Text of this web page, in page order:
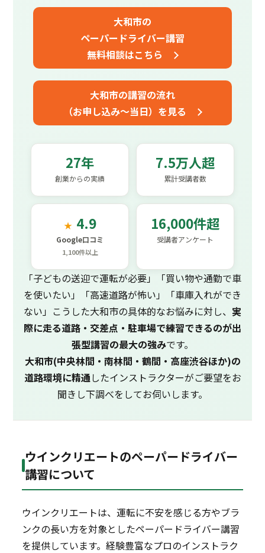
大和市の
ペーパードライバー講習
無料相談はこちら
大和市の講習の流れ
（お申し込み～当日）を見る
27年
創業からの実績
7.5万人超
累計受講者数
★ 4.9
Google口コミ
1,100件以上
16,000件超
受講者アンケート
「子どもの送迎で運転が必要」「買い物や通勤で車
を使いたい」「高速道路が怖い」「車庫入れができ
ない」こうした大和市の具体的なお悩みに対し、 実
際に走る道路・交差点・駐車場で練習できるのが出
張型講習の最大の強みです。
大和市(中央林間・南林間・鶴間・高座渋谷ほか)の
道路環境に精通したインストラクターがご要望をお
聞きし下調べをしてお伺いします。
ウインクリエートのペーパードライバー
講習について
ウインクリエートは、運転に不安を感じる方やブラ
ンクの長い方を対象としたペーパードライバー講習
を提供しています。経験豊富なプロのインストラク